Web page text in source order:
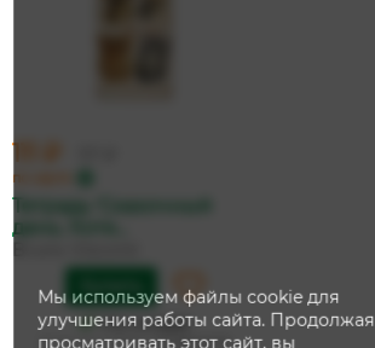
111 ₽
по карте
Тетрадь 'Сказочный
день. Коте...
На складе
Дата доставки:12 августа
Мы используем файлы cookie для
улучшения работы сайта. Продолжая
просматривать этот сайт, вы